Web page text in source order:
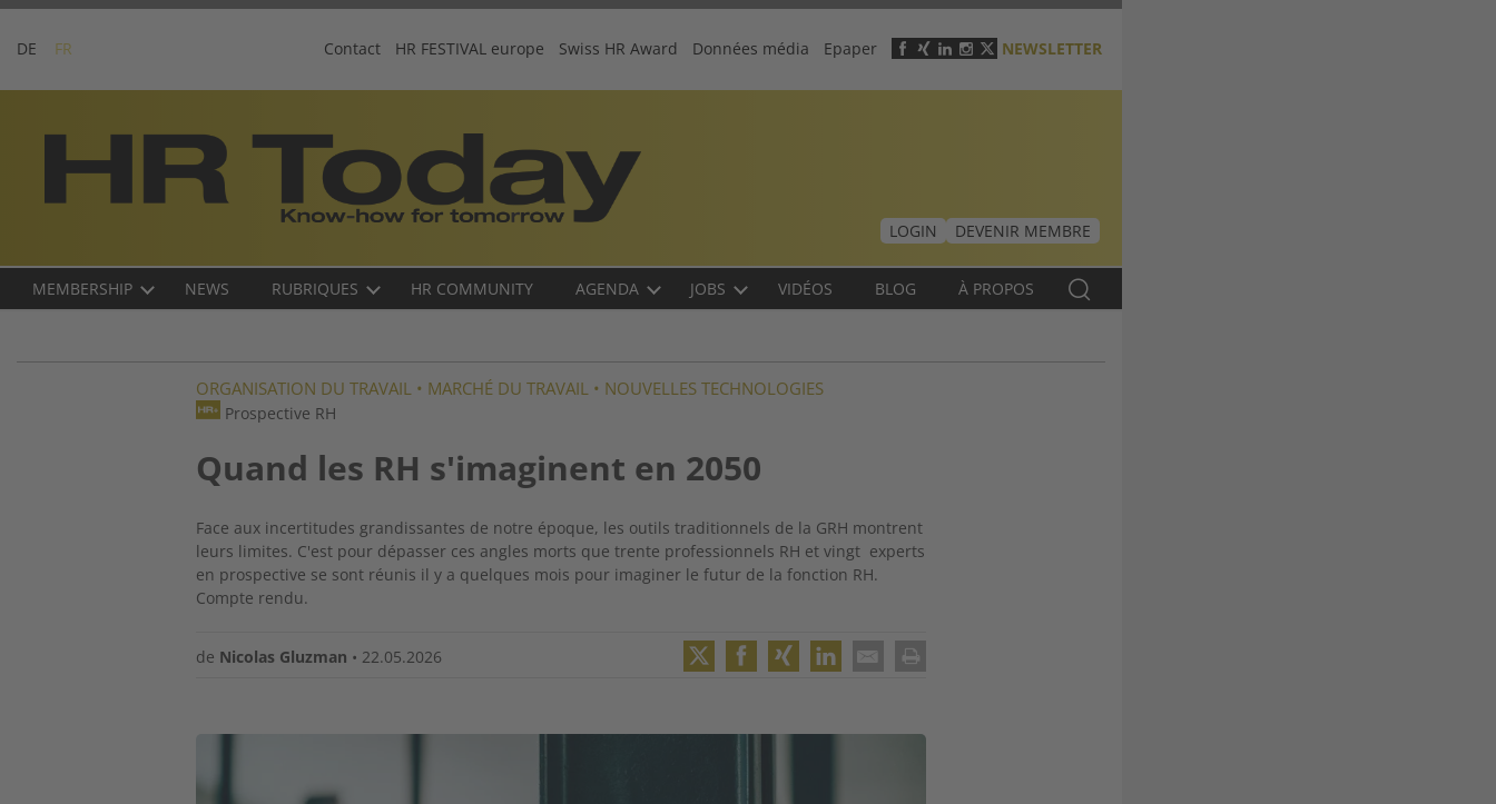
Skip
content
DE FR
Header
menu
Contact HR FESTIVAL europe Swiss HR Award Données média Epaper NEWSLETTER
LOGIN
DEVENIR MEMBRE
Main
FR
MEMBERSHIP NEWS RUBRIQUES HR COMMUNITY AGENDA JOBS VIDÉOS BLOG À PROPOS
ORGANISATION DU TRAVAIL • MARCHÉ DU TRAVAIL • NOUVELLES TECHNOLOGIES
Prospective RH
Quand les RH s'imaginent en 2050
Face aux incertitudes grandissantes de notre époque, les outils traditionnels de la GRH montrent
leurs limites. C'est pour dépasser ces angles morts que trente professionnels RH et vingt experts
en prospective se sont réunis il y a quelques mois pour imaginer le futur de la fonction RH.
Compte rendu.
de Nicolas Gluzman • 22.05.2026